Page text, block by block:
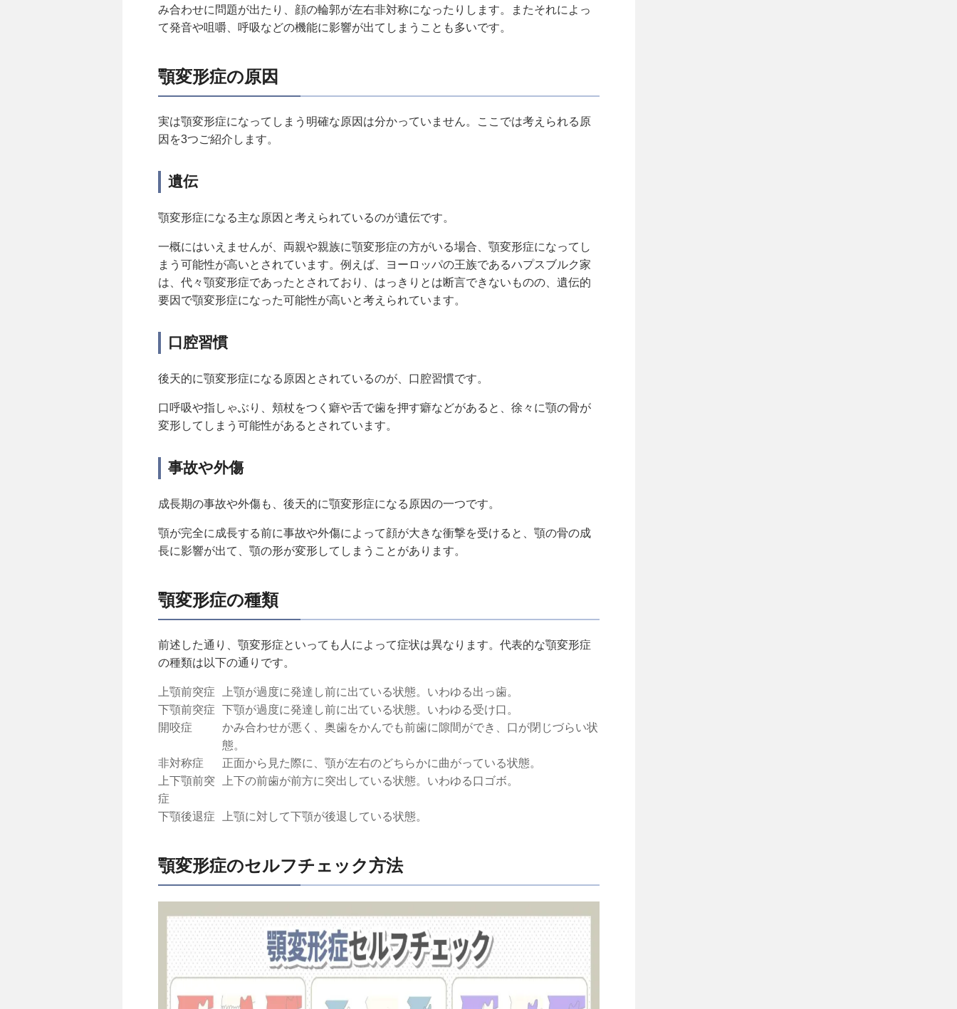
み合わせに問題が出たり、顔の輪郭が左右非対称になったりします。またそれによっ
て発音や咀嚼、呼吸などの機能に影響が出てしまうことも多いです。
顎変形症の原因
実は顎変形症になってしまう明確な原因は分かっていません。ここでは考えられる原
因を3つご紹介します。
遺伝
顎変形症になる主な原因と考えられているのが遺伝です。
一概にはいえませんが、両親や親族に顎変形症の方がいる場合、顎変形症になってし
まう可能性が高いとされています。例えば、ヨーロッパの王族であるハプスブルク家
は、代々顎変形症であったとされており、はっきりとは断言できないものの、遺伝的
要因で顎変形症になった可能性が高いと考えられています。
口腔習慣
後天的に顎変形症になる原因とされているのが、口腔習慣です。
口呼吸や指しゃぶり、頬杖をつく癖や舌で歯を押す癖などがあると、徐々に顎の骨が
変形してしまう可能性があるとされています。
事故や外傷
成長期の事故や外傷も、後天的に顎変形症になる原因の一つです。
顎が完全に成長する前に事故や外傷によって顔が大きな衝撃を受けると、顎の骨の成
長に影響が出て、顎の形が変形してしまうことがあります。
顎変形症の種類
前述した通り、顎変形症といっても人によって症状は異なります。代表的な顎変形症
の種類は以下の通りです。
上顎前突症
上顎が過度に発達し前に出ている状態。いわゆる出っ歯。
下顎前突症
下顎が過度に発達し前に出ている状態。いわゆる受け口。
開咬症
かみ合わせが悪く、奥歯をかんでも前歯に隙間ができ、口が閉じづらい状
態。
非対称症
正面から見た際に、顎が左右のどちらかに曲がっている状態。
上下顎前突
症
上下の前歯が前方に突出している状態。いわゆる口ゴボ。
下顎後退症 上顎に対して下顎が後退している状態。
顎変形症のセルフチェック方法